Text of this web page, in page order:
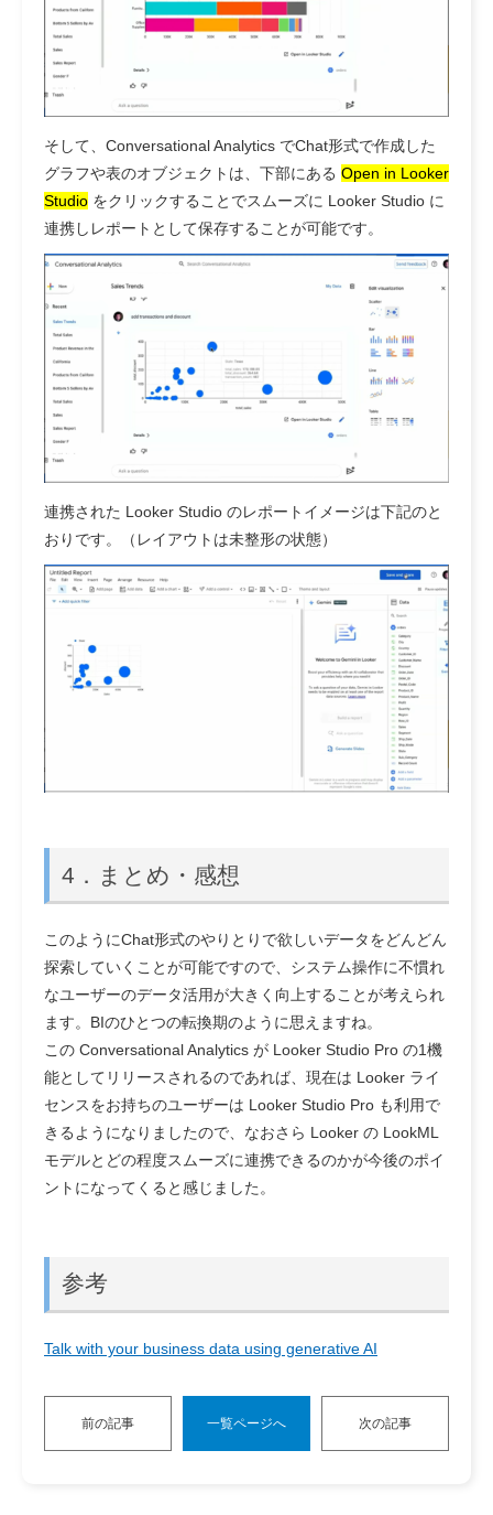
そして、Conversational Analytics でChat形式で作成した
グラフや表のオブジェクトは、下部にある Open in Looker
Studio をクリックすることでスムーズに Looker Studio に
連携しレポートとして保存することが可能です。
連携された Looker Studio のレポートイメージは下記のと
おりです。（レイアウトは未整形の状態）
4．まとめ・感想
このようにChat形式のやりとりで欲しいデータをどんどん
探索していくことが可能ですので、システム操作に不慣れ
なユーザーのデータ活用が大きく向上することが考えられ
ます。BIのひとつの転換期のように思えますね。
この Conversational Analytics が Looker Studio Pro の1機
能としてリリースされるのであれば、現在は Looker ライ
センスをお持ちのユーザーは Looker Studio Pro も利用で
きるようになりましたので、なおさら Looker の LookML
モデルとどの程度スムーズに連携できるのかが今後のポイ
ントになってくると感じました。
参考
Talk with your business data using generative AI
前の記事 一覧ページへ 次の記事